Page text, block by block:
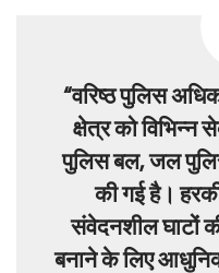
“वरिष्ठ पुलिस
क्षेत्र को विभिन्न
पुलिस बल, जल
की गई है।
संवेदनशील घाटों
बनाने के लिए